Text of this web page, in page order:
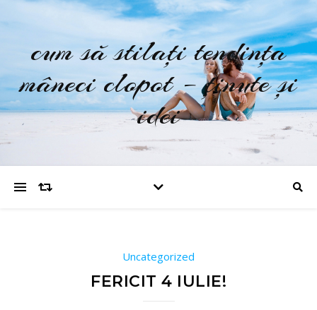
cum să stilați tendința
mâneci clopot – ținute și
idei
Uncategorized
FERICIT 4 IULIE!